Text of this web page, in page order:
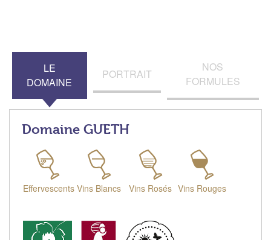
LE
DOMAINE
PORTRAIT
NOS
FORMULES
Domaine GUETH
Effervescents Vins Blancs Vins Rosés Vins Rouges